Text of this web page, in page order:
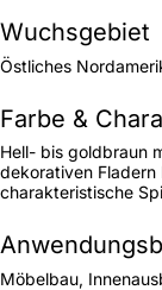
Wuchsgebiet
Östliches
Farbe &
Hell- bis goldbraun
dekorativen
charakteristische
Möbelbau,